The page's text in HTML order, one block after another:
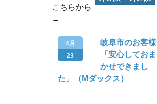
こちらから
→
4月
23
岐阜市のお客様
「安心しておま
かせできまし
た」（Mダックス）